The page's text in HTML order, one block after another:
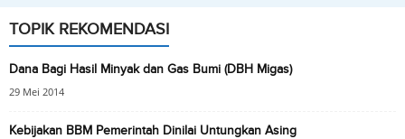
TOPIK REKOMENDASI
Dana Bagi Hasil Minyak dan Gas Bumi (DBH Migas)
29 Mei 2014
Kebijakan BBM Pemerintah Dinilai Untungkan Asing